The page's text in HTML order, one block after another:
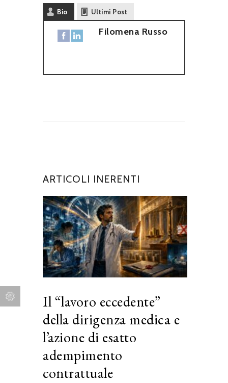
Bio Ultimi Post
Filomena Russo
ARTICOLI INERENTI
Il “lavoro eccedente”
della dirigenza medica e
l’azione di esatto
adempimento
contrattuale